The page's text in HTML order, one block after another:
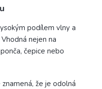
podílem vlny a
nejen na
čepice nebo
že je odolná